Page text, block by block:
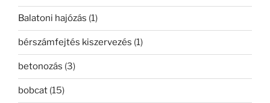
Balatoni hajózás (1)
bérszámfejtés kiszervezés (1)
betonozás (3)
bobcat (15)